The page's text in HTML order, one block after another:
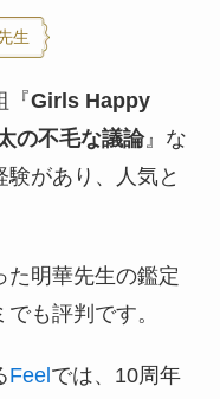
生
『Girls Happy
の不毛な議論』な
験があり、人気と
た明華先生の鑑定
も評判です。
Feel では、10周年